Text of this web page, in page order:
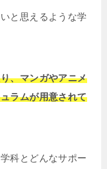
と思えるような学
、マンガやアニメ
ラムが用意されて
科とどんなサポー